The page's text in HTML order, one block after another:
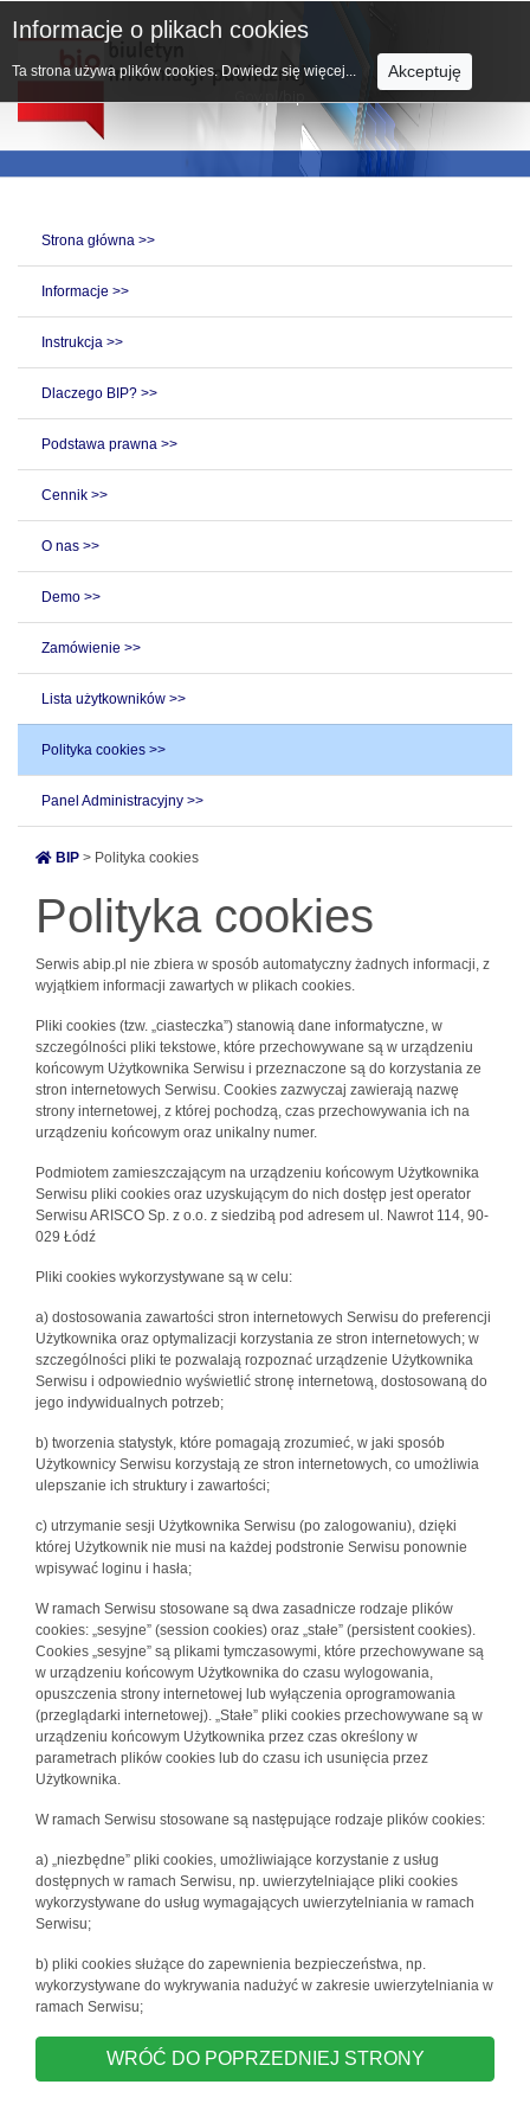
Strona główna >>
Informacje >>
Instrukcja >>
Dlaczego BIP? >>
Podstawa prawna >>
Cennik >>
O nas >>
Demo >>
Zamówienie >>
Lista użytkowników >>
Polityka cookies >>
Panel Administracyjny >>
BIP > Polityka cookies
Polityka cookies
Serwis abip.pl nie zbiera w sposób automatyczny żadnych informacji, z
wyjątkiem informacji zawartych w plikach cookies.
Pliki cookies (tzw. „ciasteczka”) stanowią dane informatyczne, w
szczególności pliki tekstowe, które przechowywane są w urządzeniu
końcowym Użytkownika Serwisu i przeznaczone są do korzystania ze
stron internetowych Serwisu. Cookies zazwyczaj zawierają nazwę
strony internetowej, z której pochodzą, czas przechowywania ich na
urządzeniu końcowym oraz unikalny numer.
Podmiotem zamieszczającym na urządzeniu końcowym Użytkownika
Serwisu pliki cookies oraz uzyskującym do nich dostęp jest operator
Serwisu ARISCO Sp. z o.o. z siedzibą pod adresem ul. Nawrot 114, 90-
029 Łódź
Pliki cookies wykorzystywane są w celu:
a) dostosowania zawartości stron internetowych Serwisu do preferencji
Użytkownika oraz optymalizacji korzystania ze stron internetowych; w
szczególności pliki te pozwalają rozpoznać urządzenie Użytkownika
Serwisu i odpowiednio wyświetlić stronę internetową, dostosowaną do
jego indywidualnych potrzeb;
b) tworzenia statystyk, które pomagają zrozumieć, w jaki sposób
Użytkownicy Serwisu korzystają ze stron internetowych, co umożliwia
ulepszanie ich struktury i zawartości;
c) utrzymanie sesji Użytkownika Serwisu (po zalogowaniu), dzięki
której Użytkownik nie musi na każdej podstronie Serwisu ponownie
wpisywać loginu i hasła;
W ramach Serwisu stosowane są dwa zasadnicze rodzaje plików
cookies: „sesyjne” (session cookies) oraz „stałe” (persistent cookies).
Cookies „sesyjne” są plikami tymczasowymi, które przechowywane są
w urządzeniu końcowym Użytkownika do czasu wylogowania,
opuszczenia strony internetowej lub wyłączenia oprogramowania
(przeglądarki internetowej). „Stałe” pliki cookies przechowywane są w
urządzeniu końcowym Użytkownika przez czas określony w
parametrach plików cookies lub do czasu ich usunięcia przez
Użytkownika.
W ramach Serwisu stosowane są następujące rodzaje plików cookies:
a) „niezbędne” pliki cookies, umożliwiające korzystanie z usług
dostępnych w ramach Serwisu, np. uwierzytelniające pliki cookies
wykorzystywane do usług wymagających uwierzytelniania w ramach
Serwisu;
b) pliki cookies służące do zapewnienia bezpieczeństwa, np.
wykorzystywane do wykrywania nadużyć w zakresie uwierzytelniania w
ramach Serwisu;
WRÓĆ DO POPRZEDNIEJ STRONY
Informacje o plikach cookies
Ta strona używa plików cookies. Dowiedz się więcej... Akceptuję